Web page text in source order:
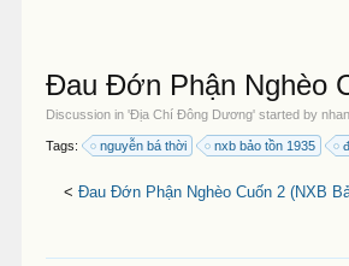
Đau Đớn Phận Nghèo
Discussion in 'Địa Chí Đông Dương' started by
Tags: nguyễn bá thời nxb bảo tồn 1935
< Đau Đớn Phận Nghèo Cuốn 2 (NXB